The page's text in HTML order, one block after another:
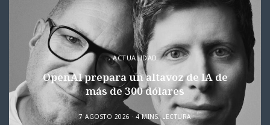
ACTUALIDAD
OpenAI prepara un altavoz de IA de
más de 300 dólares
7 AGOSTO 2026 4 MINS. LECTURA